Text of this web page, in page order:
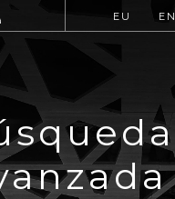
EU EN